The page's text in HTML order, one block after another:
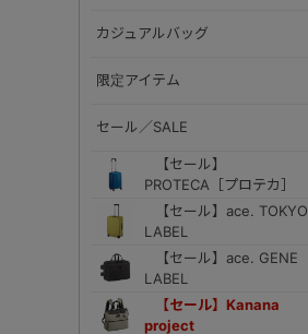
カジュアルバッグ
限定アイテム
セール／SALE
【セール】
PROTECA［プロテカ］
【セール】ace. TOKYO
LABEL
【セール】ace. GENE
LABEL
【セール】Kanana
project